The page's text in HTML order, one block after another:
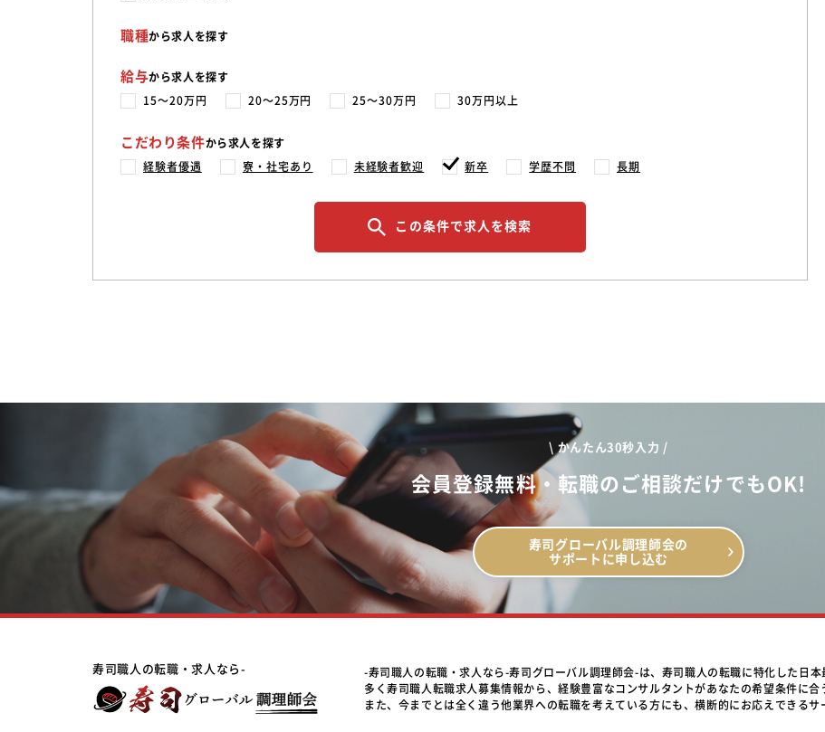
職種から求人を探す
給与から求人を探す
15〜20万円 20〜25万円 25〜30万円 30万円以上
こだわり条件から求人を探す
経験者優遇 寮・社宅あり 未経験者歓迎 新卒 学歴不問 長期
この条件で求人を検索
\ かんたん30秒入力 /
会員登録無料・転職のご相談だけでもOK!
寿司グローバル調理師会の
サポートに申し込む
寿司職人の転職・求人なら-
-寿司職人の転職・求人なら-寿司グローバル調理師会-は、寿司職人の転職に特化した日本
多く寿司職人転職求人募集情報から、経験豊富なコンサルタントがあなたの希望条件に合
また、今までとは全く違う他業界への転職を考えている方にも、横断的にお応えできるサ